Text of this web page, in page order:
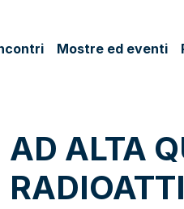
Mostre ed eventi
AD ALTA